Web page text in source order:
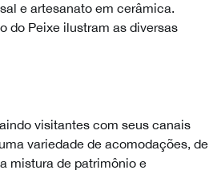
e artesanato em cerâmica.
do Peixe ilustram as diversas
visitantes com seus canais
variedade de acomodações, de
mistura de patrimônio e